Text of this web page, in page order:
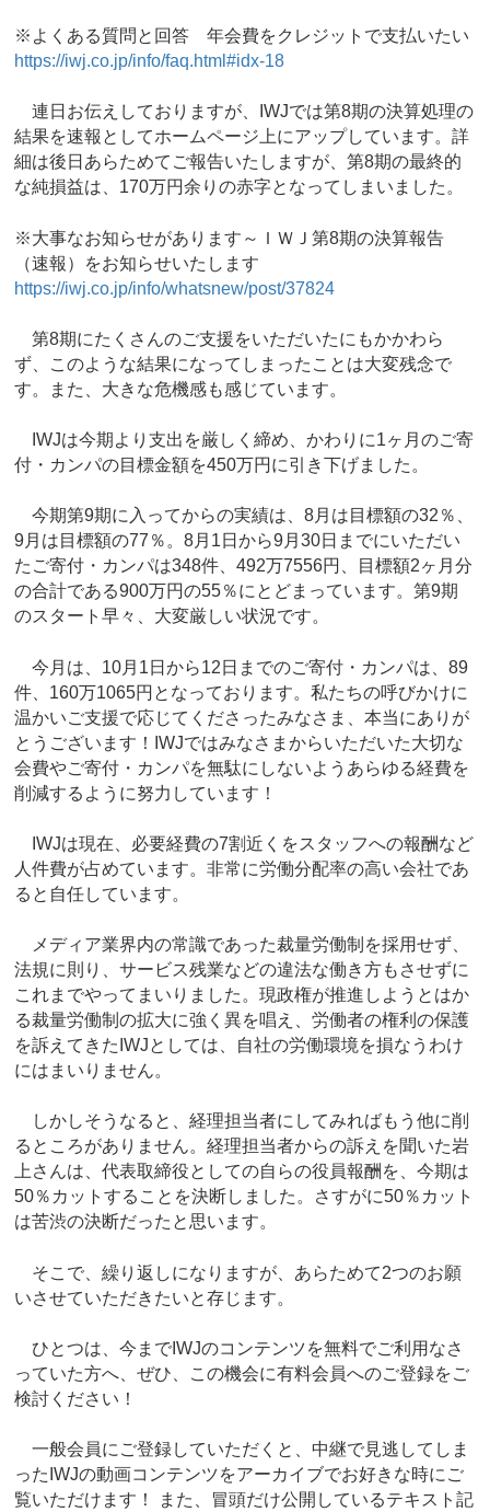
※よくある質問と回答 年会費をクレジットで支払いたい
https://iwj.co.jp/info/faq.html#idx-18
連日お伝えしておりますが、IWJでは第8期の決算処理の
結果を速報としてホームページ上にアップしています。詳
細は後日あらためてご報告いたしますが、第8期の最終的
な純損益は、170万円余りの赤字となってしまいました。
※大事なお知らせがあります～ＩＷＪ第8期の決算報告
（速報）をお知らせいたします
https://iwj.co.jp/info/whatsnew/post/37824
第8期にたくさんのご支援をいただいたにもかかわら
ず、このような結果になってしまったことは大変残念で
す。また、大きな危機感も感じています。
IWJは今期より支出を厳しく締め、かわりに1ヶ月のご寄
付・カンパの目標金額を450万円に引き下げました。
今期第9期に入ってからの実績は、8月は目標額の32％、
9月は目標額の77％。8月1日から9月30日までにいただい
たご寄付・カンパは348件、492万7556円、目標額2ヶ月分
の合計である900万円の55％にとどまっています。第9期
のスタート早々、大変厳しい状況です。
今月は、10月1日から12日までのご寄付・カンパは、89
件、160万1065円となっております。私たちの呼びかけに
温かいご支援で応じてくださったみなさま、本当にありが
とうございます！IWJではみなさまからいただいた大切な
会費やご寄付・カンパを無駄にしないようあらゆる経費を
削減するように努力しています！
IWJは現在、必要経費の7割近くをスタッフへの報酬など
人件費が占めています。非常に労働分配率の高い会社であ
ると自任しています。
メディア業界内の常識であった裁量労働制を採用せず、
法規に則り、サービス残業などの違法な働き方もさせずに
これまでやってまいりました。現政権が推進しようとはか
る裁量労働制の拡大に強く異を唱え、労働者の権利の保護
を訴えてきたIWJとしては、自社の労働環境を損なうわけ
にはまいりません。
しかしそうなると、経理担当者にしてみればもう他に削
るところがありません。経理担当者からの訴えを聞いた岩
上さんは、代表取締役としての自らの役員報酬を、今期は
50％カットすることを決断しました。さすがに50％カット
は苦渋の決断だったと思います。
そこで、繰り返しになりますが、あらためて2つのお願
いさせていただきたいと存じます。
ひとつは、今までIWJのコンテンツを無料でご利用なさ
っていた方へ、ぜひ、この機会に有料会員へのご登録をご
検討ください！
一般会員にご登録していただくと、中継で見逃してしま
ったIWJの動画コンテンツをアーカイブでお好きな時にご
覧いただけます！ また、冒頭だけ公開しているテキスト記